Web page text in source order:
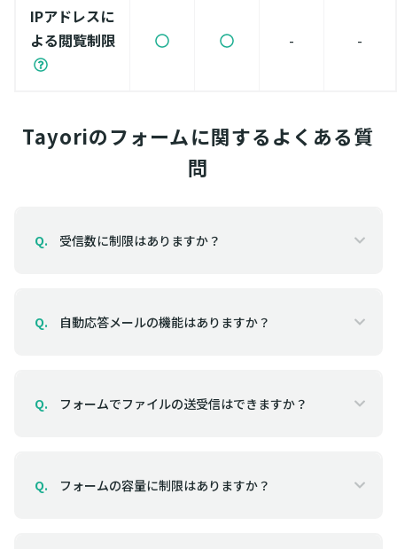
IPアドレスに
よる閲覧制限
- -
Tayoriのフォームに関するよくある質
問
Q. 受信数に制限はありますか？
Q. 自動応答メールの機能はありますか？
Q. フォームでファイルの送受信はできますか？
Q. フォームの容量に制限はありますか？